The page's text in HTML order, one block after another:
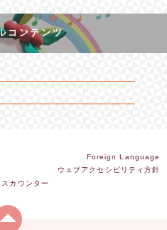
コンテンツ
Foreign Language
ウェブアクセシビリティ方針